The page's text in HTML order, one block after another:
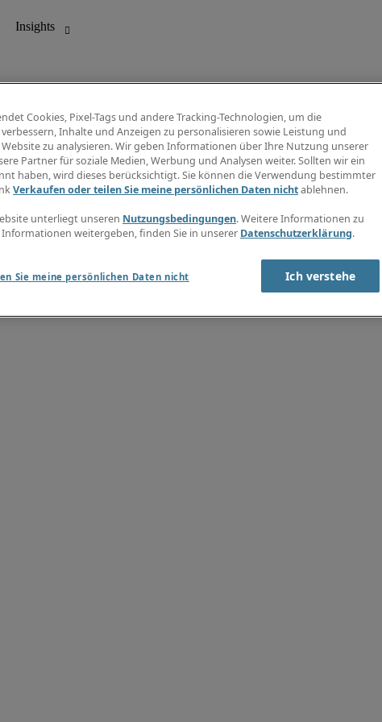
Info Center
Jobübersicht
Gehaltsübersicht
E-Learning
Cookies, Pixel-Tags und andere Tracking-Technologien, um die
Inhalte und Anzeigen zu personalisieren sowie Leistung und
zu analysieren. Wir geben Informationen über Ihre Nutzung unserer
Partner für soziale Medien, Werbung und Analysen weiter. Sollten wir ein
haben, wird dieses berücksichtigt. Sie können die Verwendung bestimmter
Verkaufen oder teilen Sie meine persönlichen Daten nichtablehnen.
unterliegt unseren Nutzungsbedingungen. Weitere Informationen zu
weitergeben, finden Sie in unserer Datenschutzerklärung.
Sie meine persönlichen Daten nicht Ich verstehe